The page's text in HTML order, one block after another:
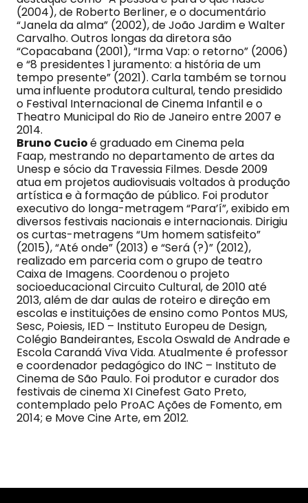
(2004), de Roberto Berliner, e o documentário
“Janela da alma” (2002), de João Jardim e Walter
Carvalho. Outros longas da diretora são
“Copacabana (2001), “Irma Vap: o retorno” (2006)
e “8 presidentes 1 juramento: a história de um
tempo presente” (2021). Carla também se tornou
uma influente produtora cultural, tendo presidido
o Festival Internacional de Cinema Infantil e o
Theatro Municipal do Rio de Janeiro entre 2007 e
2014.
Bruno Cucioé graduado em Cinema pela
Faap, mestrando no departamento de artes da
Unesp e sócio da Travessia Filmes. Desde 2009
atua em projetos audiovisuais voltados à produção
artística e à formação de público. Foi produtor
executivo do longa-metragem “Para’í”, exibido em
diversos festivais nacionais e internacionais. Dirigiu
os curtas-metragens “Um homem satisfeito”
(2015), “Até onde” (2013) e “Será (?)” (2012),
realizado em parceria com o grupo de teatro
Caixa de Imagens. Coordenou o projeto
socioeducacional Circuito Cultural, de 2010 até
2013, além de dar aulas de roteiro e direção em
escolas e instituições de ensino como Pontos MUS,
Sesc, Poiesis, IED – Instituto Europeu de Design,
Colégio Bandeirantes, Escola Oswald de Andrade e
Escola Carandá Viva Vida. Atualmente é professor
e coordenador pedagógico do INC – Instituto de
Cinema de São Paulo. Foi produtor e curador dos
festivais de cinema XI Cinefest Gato Preto,
contemplado pelo ProAC Ações de Fomento, em
2014; e Move Cine Arte, em 2012.